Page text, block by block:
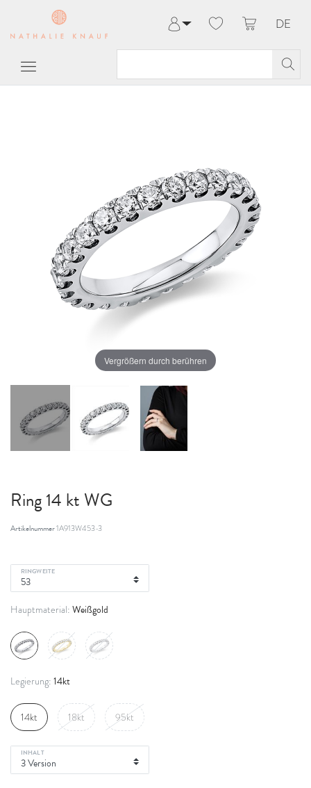
Meine Bestellungen
DE
Vergrößern durch berühren
Ring 14 kt WG
Artikelnummer1A913W453-3
RINGWEITE
Hauptmaterial: Weißgold
Legierung: 14kt
14kt 18kt 95kt
INHALT